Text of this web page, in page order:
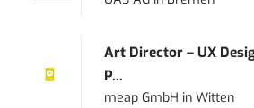
Art Director – UX
P...
meap GmbH inWitten